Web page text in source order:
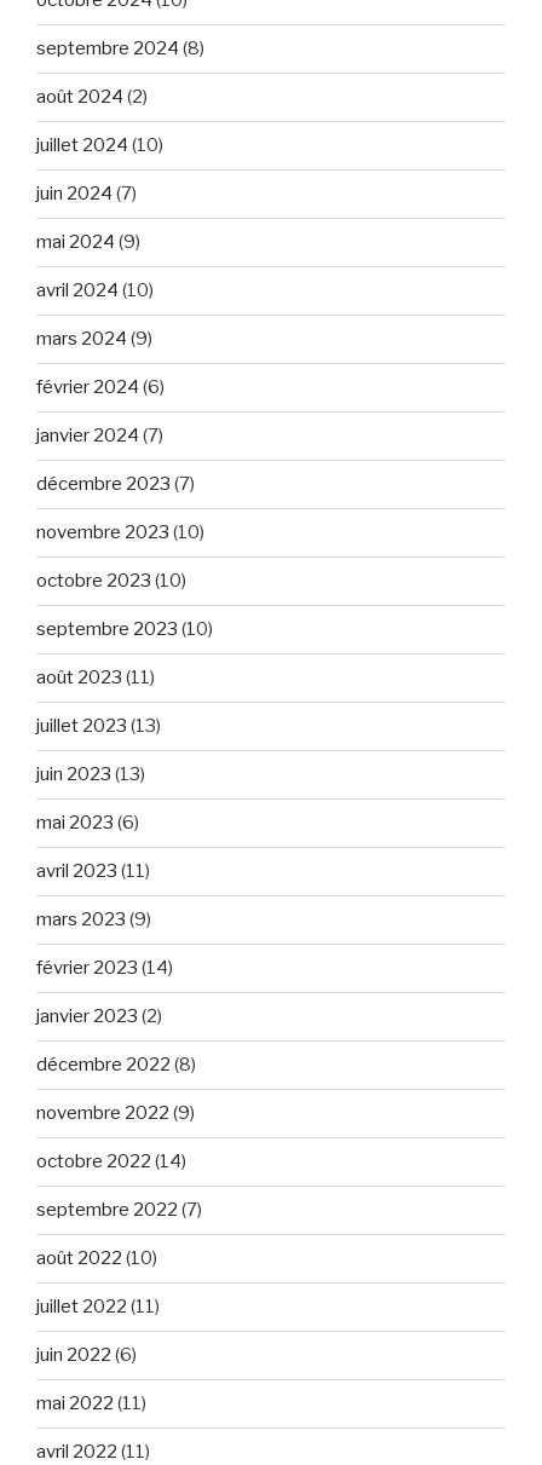
septembre 2024 (8)
août 2024 (2)
juillet 2024 (10)
juin 2024 (7)
mai 2024 (9)
avril 2024 (10)
mars 2024 (9)
février 2024 (6)
janvier 2024 (7)
décembre 2023 (7)
novembre 2023 (10)
octobre 2023 (10)
septembre 2023 (10)
août 2023 (11)
juillet 2023 (13)
juin 2023 (13)
mai 2023 (6)
avril 2023 (11)
mars 2023 (9)
février 2023 (14)
janvier 2023 (2)
décembre 2022 (8)
novembre 2022 (9)
octobre 2022 (14)
septembre 2022 (7)
août 2022 (10)
juillet 2022 (11)
juin 2022 (6)
mai 2022 (11)
avril 2022 (11)